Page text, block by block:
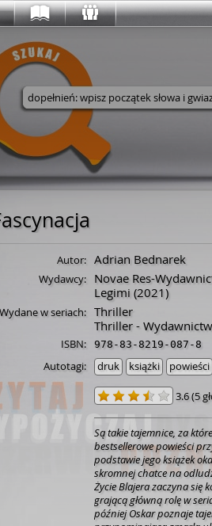
Wyszukaj w serwisie
Autor: Adrian Bednarek
Wydawcy: Novae Res-
Legimi (2021)
Wydane w seriach: Thriller
Thriller -
ISBN: 978-83-8219-087-8
Autotagi: druk książki powieści
3.6(5
Są takie tajemnice, za
bestsellerowe powieści
podstawie jego książek
skromnej chatce na
Życie Blajera zaczyna się
grającą główną rolę w
później Oskar poznaje